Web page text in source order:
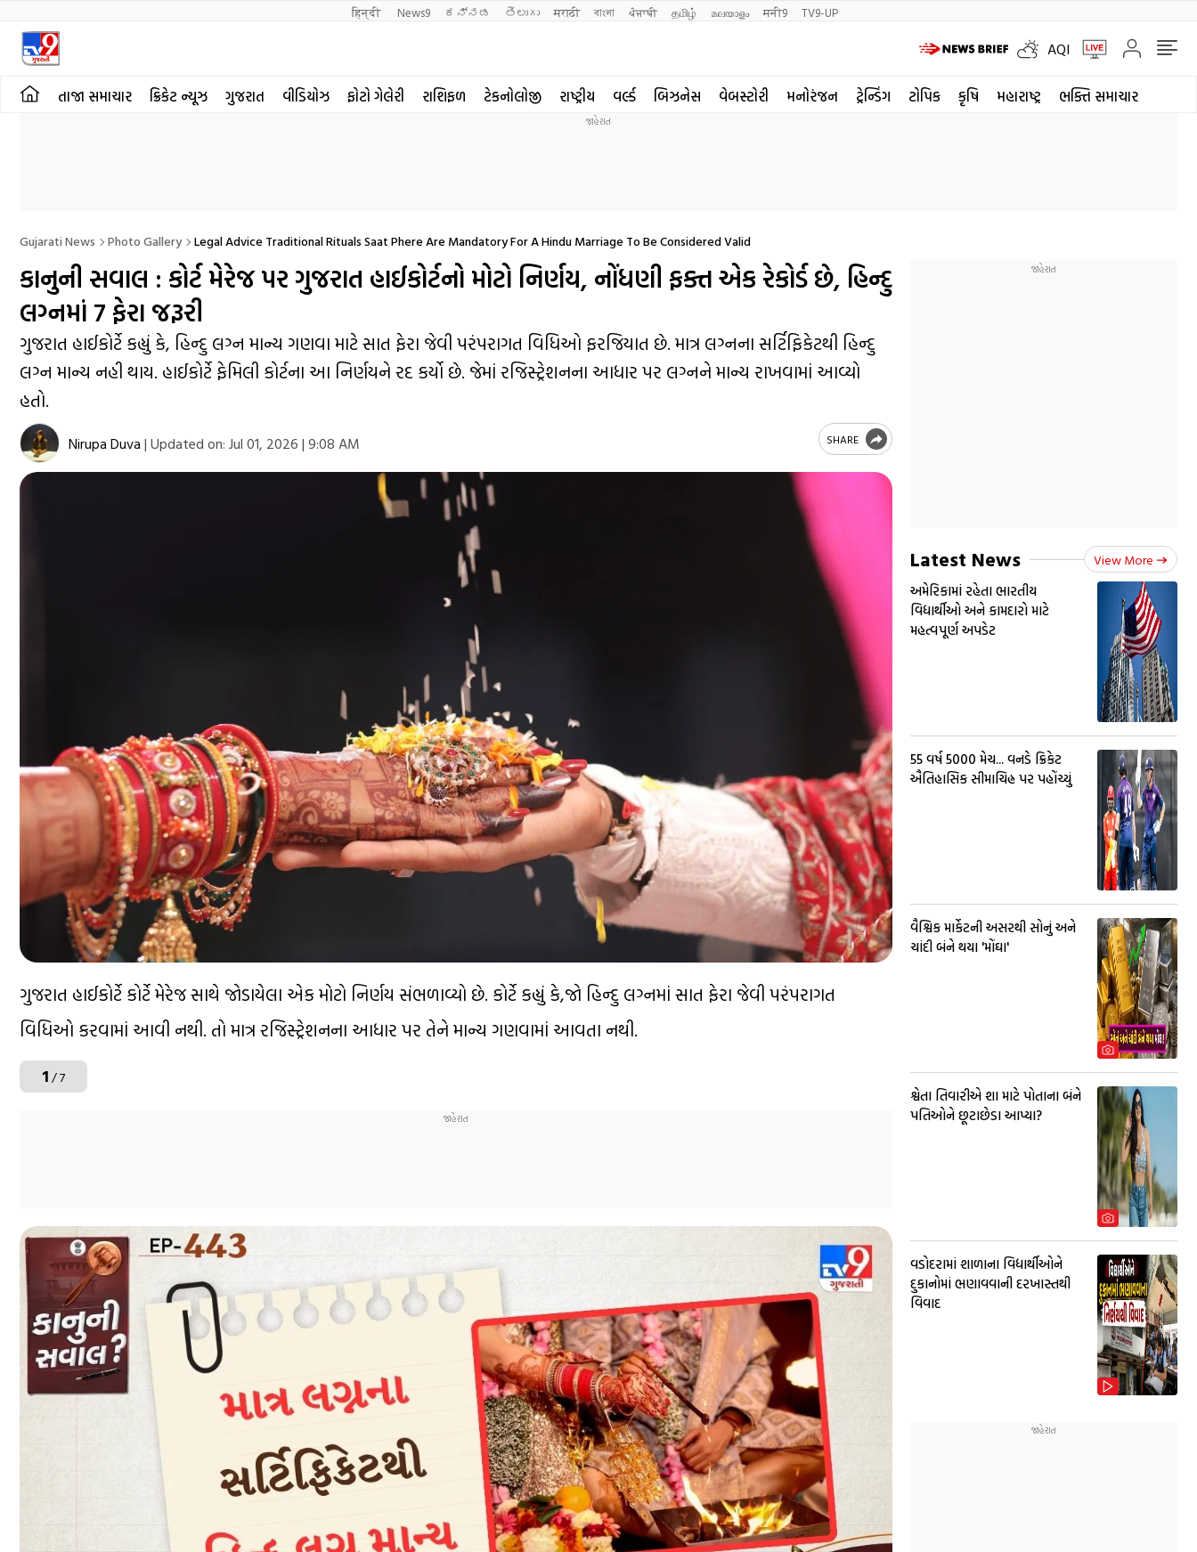
हिन्दी News9 ಕನ್ನಡ తెలుగు मराठी বাংলা ਪੰਜਾਬੀ தமிழ் മലയാളം मनी9 TV9-UP
AQI
તાજા સમાચાર ક્રિકેટ ન્યૂઝ ગુજરાત વીડિયોઝ ફોટો ગેલેરી રાશિફળ ટેકનોલોજી રાષ્ટ્રીય વર્લ્ડ બિઝનેસ વેબસ્ટોરી મનોરંજન ટ્રેન્ડિંગ ટોપિક કૃષિ મહારાષ્ટ્ર ભક્તિ સમાચાર
Gujarati News Photo Gallery Legal Advice Traditional Rituals Saat Phere Are Mandatory For A Hindu Marriage To Be Considered Valid
કાનુની સવાલ : કોર્ટ મેરેજ પર ગુજરાત હાઈકોર્ટનો મોટો નિર્ણય, નોંધણી ફક્ત એક રેકોર્ડ છે, હિન્દુ
લગ્નમાં 7 ફેરા જરૂરી
ગુજરાત હાઈકોર્ટે કહ્યું કે, હિન્દુ લગ્ન માન્ય ગણવા માટે સાત ફેરા જેવી પરંપરાગત વિધિઓ ફરજિયાત છે. માત્ર લગ્નના સર્ટિફિકેટથી હિન્દુ
લગ્ન માન્ય નહી થાય. હાઈકોર્ટે ફેમિલી કોર્ટના આ નિર્ણયને રદ કર્યો છે. જેમાં રજિસ્ટ્રેશનના આધાર પર લગ્નને માન્ય રાખવામાં આવ્યો
હતો.
Nirupa Duva | Updated on: Jul 01, 2026 | 9:08 AM SHARE
ગુજરાત હાઈકોર્ટે કોર્ટે મેરેજ સાથે જોડાયેલા એક મોટો નિર્ણય સંભળાવ્યો છે. કોર્ટે કહ્યું કે,જો હિન્દુ લગ્નમાં સાત ફેરા જેવી પરંપરાગત
વિધિઓ કરવામાં આવી નથી. તો માત્ર રજિસ્ટ્રેશનના આધાર પર તેને માન્ય ગણવામાં આવતા નથી.
1/ 7
Latest News View More
અમેરિકામાં રહેતા ભારતીય
વિદ્યાર્થીઓ અને કામદારો માટે
મહત્વપૂર્ણ અપડેટ
55 વર્ષ 5000 મેચ... વનડે ક્રિકેટ
ઐતિહાસિક સીમાચિહ્ન પર પહોંચ્યું
વૈશ્વિક માર્કેટની અસરથી સોનું અને
ચાંદી બંને થયા 'મોંઘા'
શ્વેતા તિવારીએ શા માટે પોતાના બંને
પતિઓને છૂટાછેડા આપ્યા?
વડોદરામાં શાળાના વિદ્યાર્થીઓને
દુકાનોમાં ભણાવવાની દરખાસ્તથી
વિવાદ